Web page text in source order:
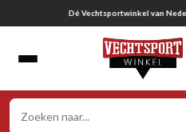
naar
Gratis